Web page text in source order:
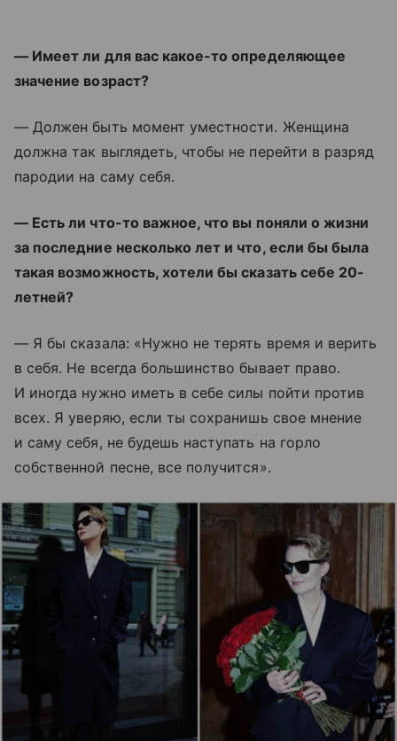
— Имеет ли для вас какое-то определяющее
значение возраст?
— Должен быть момент уместности. Женщина
должна так выглядеть, чтобы не перейти в разряд
пародии на саму себя.
— Есть ли что-то важное, что вы поняли о жизни
за последние несколько лет и что, если бы была
такая возможность, хотели бы сказать себе 20-
летней?
— Я бы сказала: «Нужно не терять время и верить
в себя. Не всегда большинство бывает право.
И иногда нужно иметь в себе силы пойти против
всех. Я уверяю, если ты сохранишь свое мнение
и саму себя, не будешь наступать на горло
собственной песне, все получится».